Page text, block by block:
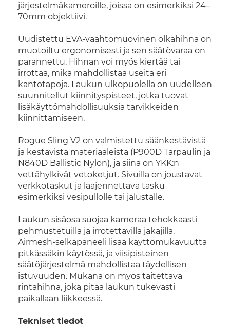
järjestelmäkameroille, joissa on esimerkiksi 24–
70mm objektiivi.
Uudistettu EVA-vaahtomuovinen olkahihna on
muotoiltu ergonomisesti ja sen säätövaraa on
parannettu. Hihnan voi myös kiertää tai
irrottaa, mikä mahdollistaa useita eri
kantotapoja. Laukun ulkopuolella on uudelleen
suunnitellut kiinnityspisteet, jotka tuovat
lisäkäyttömahdollisuuksia tarvikkeiden
kiinnittämiseen.
Rogue Sling V2 on valmistettu säänkestävistä
ja kestävistä materiaaleista (P900D Tarpaulin ja
N840D Ballistic Nylon), ja siinä on YKK:n
vettähylkivät vetoketjut. Sivuilla on joustavat
verkkotaskut ja laajennettava tasku
esimerkiksi vesipullolle tai jalustalle.
Laukun sisäosa suojaa kameraa tehokkaasti
pehmustetuilla ja irrotettavilla jakajilla.
Airmesh-selkäpaneeli lisää käyttömukavuutta
pitkässäkin käytössä, ja viisipisteinen
säätöjärjestelmä mahdollistaa täydellisen
istuvuuden. Mukana on myös taitettava
rintahihna, joka pitää laukun tukevasti
paikallaan liikkeessä.
Tekniset tiedot